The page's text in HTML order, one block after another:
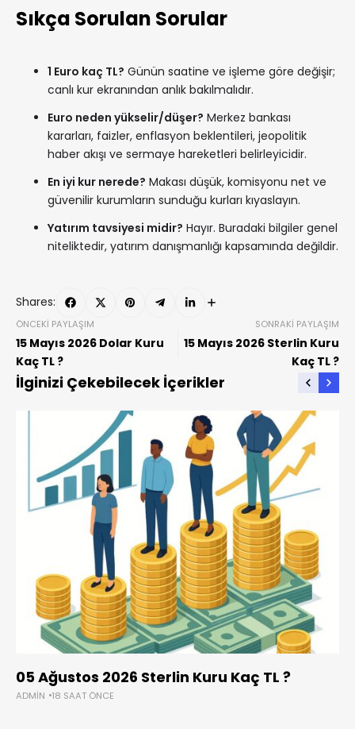
Sıkça Sorulan Sorular
1 Euro kaç TL? Günün saatine ve işleme göre değişir;
canlı kur ekranından anlık bakılmalıdır.
Euro neden yükselir/düşer? Merkez bankası
kararları, faizler, enflasyon beklentileri, jeopolitik
haber akışı ve sermaye hareketleri belirleyicidir.
En iyi kur nerede? Makası düşük, komisyonu net ve
güvenilir kurumların sunduğu kurları kıyaslayın.
Yatırım tavsiyesi midir? Hayır. Buradaki bilgiler genel
niteliktedir, yatırım danışmanlığı kapsamında değildir.
Shares:
ÖNCEKI PAYLAŞIM
15 Mayıs 2026 Dolar Kuru
Kaç TL ?
SONRAKI PAYLAŞIM
15 Mayıs 2026 Sterlin Kuru
Kaç TL ?
İlginizi Çekebilecek İçerikler
05 Ağustos 2026 Sterlin Kuru Kaç TL ?
ADMIN 18 SAAT ÖNCE